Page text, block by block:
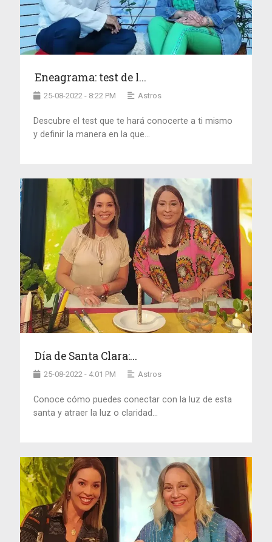
Eneagrama: test de l...
25-08-2022 - 8:22 PM Astros
Descubre el test que te hará conocerte a ti mismo
y definir la manera en la que...
Día de Santa Clara:...
25-08-2022 - 4:01 PM Astros
Conoce cómo puedes conectar con la luz de esta
santa y atraer la luz o claridad...